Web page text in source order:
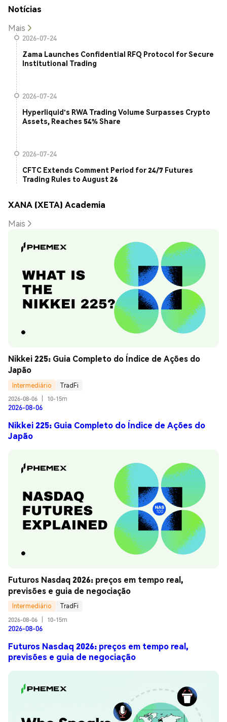
Notícias
Mais
2026-07-24
Zama Launches Confidential RFQ Protocol for Secure
Institutional Trading
2026-07-24
Hyperliquid's RWA Trading Volume Surpasses Crypto
Assets, Reaches 54% Share
2026-07-24
CFTC Extends Comment Period for 24/7 Futures
Trading Rules to August 26
XANA (XETA) Academia
Mais
Nikkei 225: Guia Completo do Índice de Ações do
Japão
Intermediário
TradFi
2026-08-06
10-15m
2026-08-06
Nikkei 225: Guia Completo do Índice de Ações do
Japão
Futuros Nasdaq 2026: preços em tempo real,
previsões e guia de negociação
Intermediário
TradFi
2026-08-06
10-15m
2026-08-06
Futuros Nasdaq 2026: preços em tempo real,
previsões e guia de negociação